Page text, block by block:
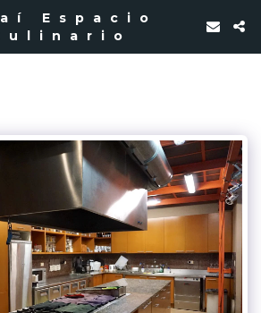
Espacio